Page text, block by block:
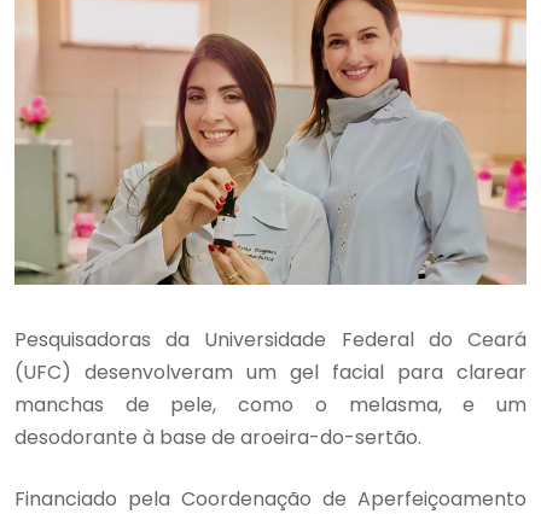
Pesquisadoras da Universidade Federal do Ceará
(UFC) desenvolveram um gel facial para clarear
manchas de pele, como o melasma, e um
desodorante à base de aroeira-do-sertão.
Financiado pela Coordenação de Aperfeiçoamento